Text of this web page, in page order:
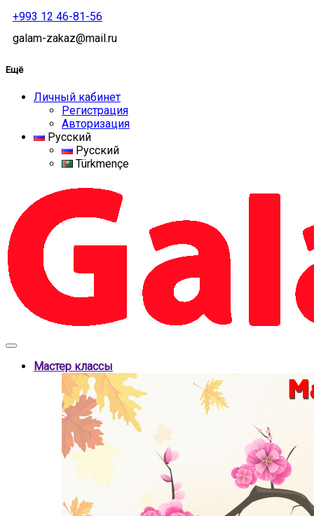
+993 12 46-81-56
galam-zakaz@mail.ru
Ещё
Личный кабинет
Регистрация
Авторизация
Русский
Русский
Türkmençe
Мастер классы